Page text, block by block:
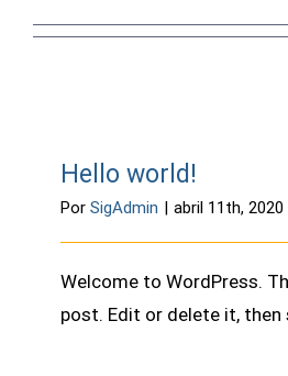
Hello world!
Por SigAdmin | abril 11th, 2020
Welcome to WordPress.
post. Edit or delete it, then